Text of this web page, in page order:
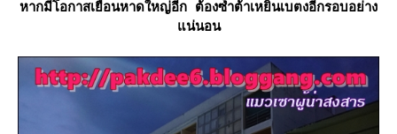
หากมีโอกาสเยือนหาดใหญ่อีก ต้องซ้ำต้าเหยินเบตงอีกรอบอย่าง
น่นอน